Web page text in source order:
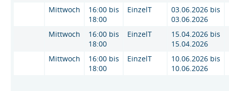
Mittwoch
16:00 bis
18:00
EinzelT
03.06.2026 bis
03.06.2026
Mittwoch
16:00 bis
18:00
EinzelT
15.04.2026 bis
15.04.2026
Mittwoch
16:00 bis
18:00
EinzelT
10.06.2026 bis
10.06.2026